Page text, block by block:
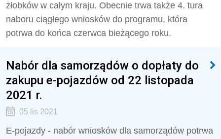
żłobków w całym kraju. Obecnie trwa także 4. tura
naboru ciągłego wniosków do programu, która
potrwa do końca czerwca bieżącego roku.
Nabór dla samorządów o dopłaty do
zakupu e-pojazdów od 22 listopada
2021 r.
05 lis 2021
E-pojazdy - nabór wniosków dla samorządów potrwa